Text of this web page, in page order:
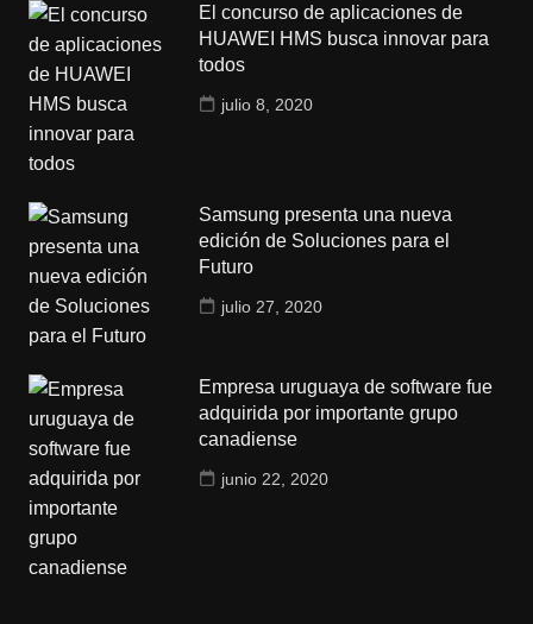
El concurso de aplicaciones de
HUAWEI HMS busca innovar para
todos
julio 8, 2020
Samsung presenta una nueva
edición de Soluciones para el
Futuro
julio 27, 2020
Empresa uruguaya de software fue
adquirida por importante grupo
canadiense
junio 22, 2020